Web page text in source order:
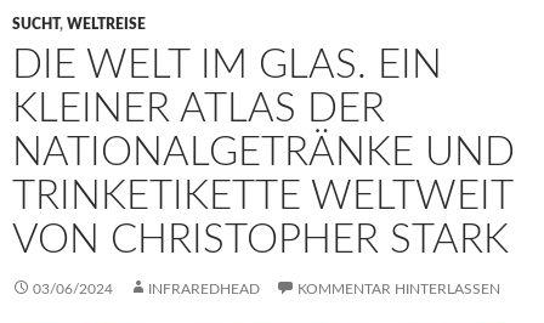
SUCHT, WELTREISE
DIE WELT IM GLAS. EIN
KLEINER ATLAS DER
NATIONALGETRÄNKE UND
TRINKETIKETTE WELTWEIT
VON CHRISTOPHER STARK
03/06/2024 INFRAREDHEAD KOMMENTAR HINTERLASSEN